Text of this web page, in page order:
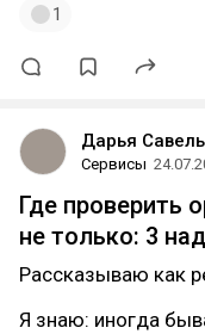
1
Дарья
Сервисы
Где проверить
не только: 3
Рассказываю как
Я знаю: иногда